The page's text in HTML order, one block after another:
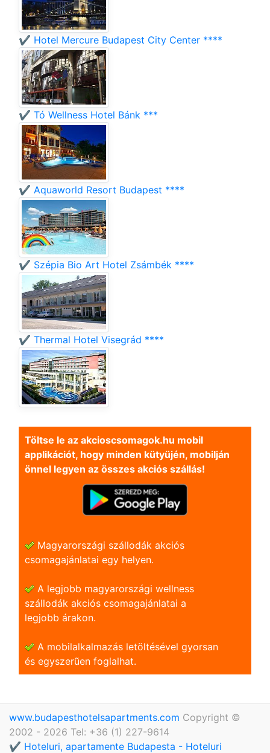
✔️ Hotel Mercure Budapest City Center ****
✔️ Tó Wellness Hotel Bánk ***
✔️ Aquaworld Resort Budapest ****
✔️ Szépia Bio Art Hotel Zsámbék ****
✔️ Thermal Hotel Visegrád ****
Töltse le az akcioscsomagok.hu mobil
applikációt, hogy minden kütyüjén, mobilján
önnel legyen az összes akciós szállás!
Magyarországi szállodák akciós
csomagajánlatai egy helyen.
A legjobb magyarországi wellness
szállodák akciós csomagajánlatai a
legjobb árakon.
A mobilalkalmazás letöltésével gyorsan
és egyszerũen foglalhat.
www.budapesthotelsapartments.com Copyright ©
2002 - 2026 Tel: +36 (1) 227-9614
✔️ Hoteluri, apartamente Budapesta - Hoteluri